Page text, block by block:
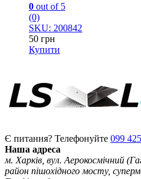
0 out of 5
(0)
SKU: 200842
50 грн
Купити
Є питання? Телефонуйте 099
Наша адреса
м. Харків, вул. Аерокосмічний
район пішохідного мосту,